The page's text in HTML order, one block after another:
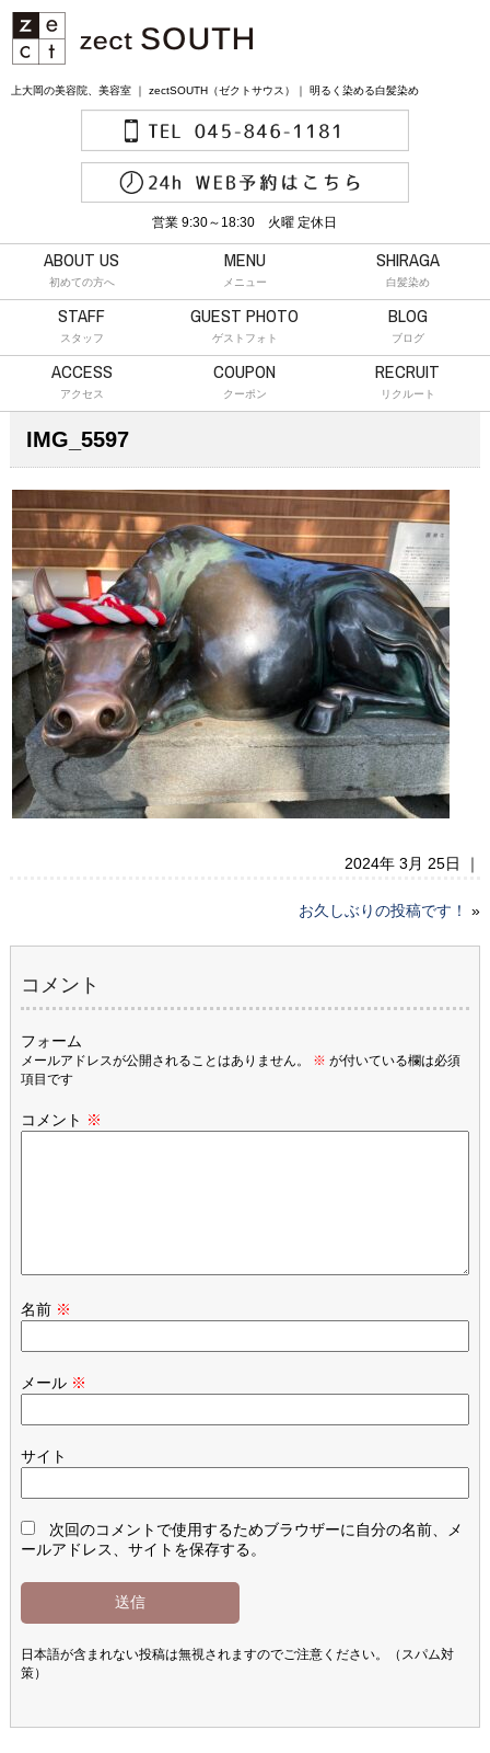
上大岡の美容院、美容室 ｜ zectSOUTH（ゼクトサウス）｜ 明るく染める白髪染め
営業 9:30～18:30 火曜 定休日
ABOUT US
初めての方へ
MENU
メニュー
SHIRAGA
白髪染め
STAFF
スタッフ
GUEST PHOTO
ゲストフォト
BLOG
ブログ
ACCESS
アクセス
COUPON
クーポン
RECRUIT
リクルート
IMG_5597
2024年 3月 25日 ｜
お久しぶりの投稿です！ »
コメント
フォーム
メールアドレスが公開されることはありません。 ※ が付いている欄は必須
項目です
コメント ※
名前 ※
メール ※
サイト
次回のコメントで使用するためブラウザーに自分の名前、メ
ールアドレス、サイトを保存する。
日本語が含まれない投稿は無視されますのでご注意ください。（スパム対
策）